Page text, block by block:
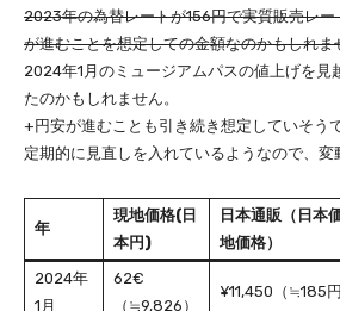
2023年の為替レートが156円で実質販売レ
が進むことを想定しての金額なのかもしれま
2024年1月のミュージアムパスの値上げを見
たのかもしれません。
+円安が進むことも引き続き想定していそうで
定期的に見直しを入れているようなので、変
年
現地価格(日
本円)
日本通販（日本
地価格）
2024年
1月
62€
（≒9,826）
¥11,450（≒185円